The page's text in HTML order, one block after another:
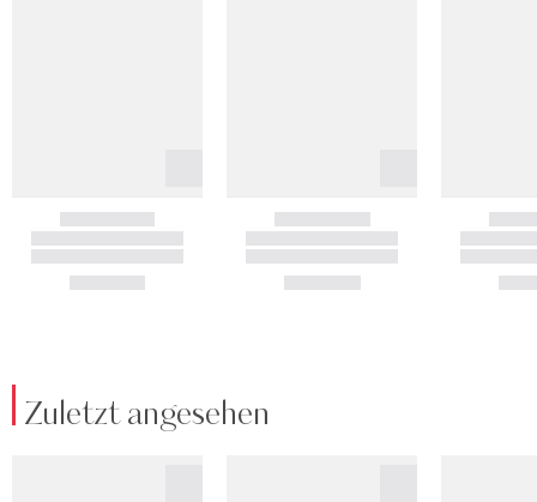
Zuletzt angesehen